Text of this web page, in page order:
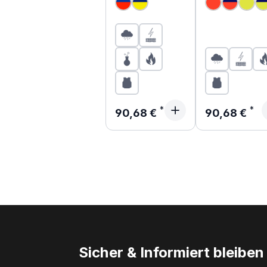
Regenjacke
Regulärer Preis:
90,68 €
Regenjacke
Regulärer
90,68 €
Sicher & Informiert bleiben